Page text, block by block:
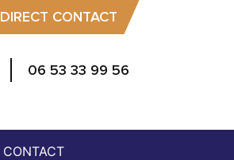
DIRECT CONTACT
06 53 33 99 56
CONTACT